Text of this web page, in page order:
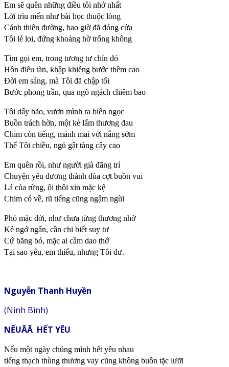
Em sẽ quên những điều tôi nhớ nhất
Lời trìu mến như bài học thuộc lòng
Cánh thiên đường, bao giờ đã đóng cửa
Tôi lẻ loi, đứng khoảng hờ trống không
Tìm gọi em, trong tương tư chín đỏ
Hồn điêu tàn, khập khiễng bước thềm cao
Đời em sáng, mà Tôi đã chập tối
Bước phong trần, qua ngõ ngách chiêm bao
Tôi dấy bão, vươn mình ra biển ngọc
Buồn trách hờn, một kẻ lấm thương đau
Chim còn tiếng, mảnh mai với nắng sớm
Thế Tôi chiều, ngủ gật tàng cây cao
Em quên rồi, như người già đãng trí
Chuyện yêu đương thành đùa cợt buồn vui
Lá của rừng, ôi thôi xin mặc kệ
Chim có về, rũ tiếng cũng ngậm ngùi
Phó mặc đời, như chưa từng thương nhớ
Kẻ ngớ ngẩn, cần chi biết suy tư
Cứ băng bó, mặc ai cầm dao thớ
Tại sao yêu, em thiếu, nhưng Tôi dư.
Nguyễn Thanh Huyền
(Ninh Bình)
NẾUÂÂ HẾT YÊU
Nếu một ngày chúng mình hết yêu nhau
tiếng thạch thùng thương vay cũng không buồn tặc lưỡi